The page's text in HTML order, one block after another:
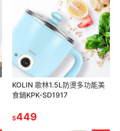
KOLIN 歌林1.5L防燙多功能美
食鍋KPK-SD1917
$449